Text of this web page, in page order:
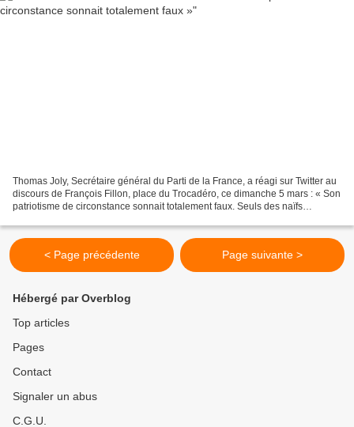
Thomas Joly, Secrétaire général du Parti de la France, a réagi sur Twitter au
discours de François Fillon, place du Trocadéro, ce dimanche 5 mars : « Son
patriotisme de circonstance sonnait totalement faux. Seuls des naïfs
< Page précédente Page suivante >
Hébergé par Overblog
Top articles
Pages
Contact
Signaler un abus
C.G.U.